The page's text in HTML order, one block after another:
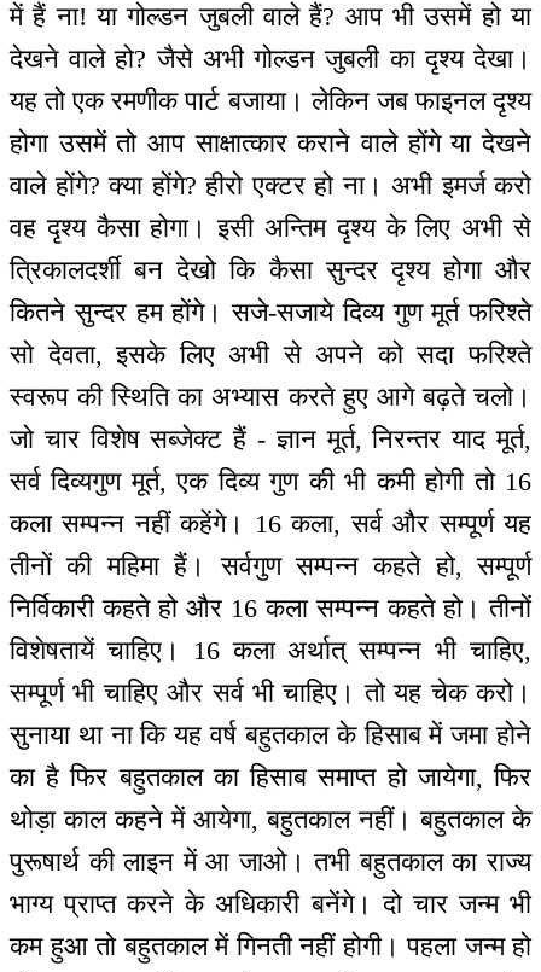
में हैं ना! या गोल्डन जुबली वाले हैं? आप भी उसमें हो या
देखने वाले हो? जैसे अभी गोल्डन जुबली का दृश्य देखा।
यह तो एक रमणीक पार्ट बजाया। लेकिन जब फाइनल दृश्य
होगा उसमें तो आप साक्षात्कार कराने वाले होंगे या देखने
वाले होंगे? क्या होंगे? हीरो एक्टर हो ना। अभी इमर्ज करो
वह दृश्य कैसा होगा। इसी अन्तिम दृश्य के लिए अभी से
त्रिकालदर्शी बन देखो कि कैसा सुन्दर दृश्य होगा और
कितने सुन्दर हम होंगे। सजे-सजाये दिव्य गुण मूर्त फरिश्ते
सो देवता, इसके लिए अभी से अपने को सदा फरिश्ते
स्वरूप की स्थिति का अभ्यास करते हुए आगे बढ़ते चलो।
जो चार विशेष सब्जेक्ट हैं - ज्ञान मूर्त, निरन्तर याद मूर्त,
सर्व दिव्यगुण मूर्त, एक दिव्य गुण की भी कमी होगी तो 16
कला सम्पन्न नहीं कहेंगे। 16 कला, सर्व और सम्पूर्ण यह
तीनों की महिमा हैं। सर्वगुण सम्पन्न कहते हो, सम्पूर्ण
निर्विकारी कहते हो और 16 कला सम्पन्न कहते हो। तीनों
विशेषतायें चाहिए। 16 कला अर्थात् सम्पन्न भी चाहिए,
सम्पूर्ण भी चाहिए और सर्व भी चाहिए। तो यह चेक करो।
सुनाया था ना कि यह वर्ष बहुतकाल के हिसाब में जमा होने
का है फिर बहुतकाल का हिसाब समाप्त हो जायेगा, फिर
थोड़ा काल कहने में आयेगा, बहुतकाल नहीं। बहुतकाल के
पुरूषार्थ की लाइन में आ जाओ। तभी बहुतकाल का राज्य
भाग्य प्राप्त करने के अधिकारी बनेंगे। दो चार जन्म भी
कम हुआ तो बहुतकाल में गिनती नहीं होगी। पहला जन्म हो